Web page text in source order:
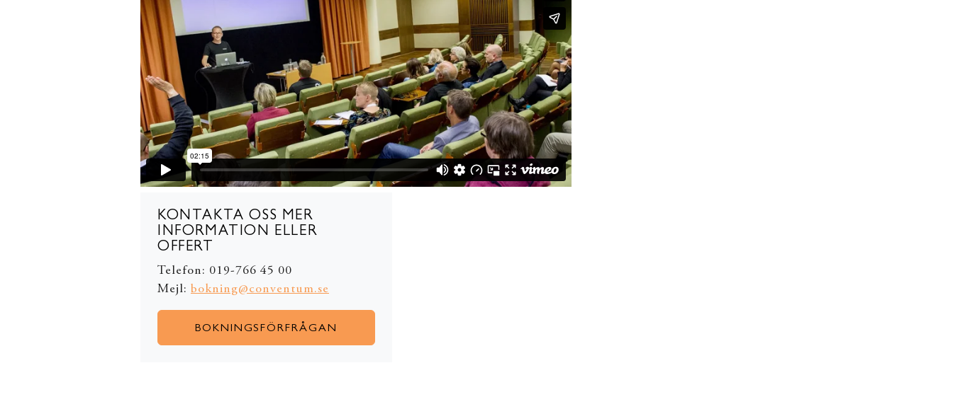
KONTAKTA OSS MER
INFORMATION ELLER
OFFERT
Telefon: 019-766 45 00
Mejl: bokning@conventum.se
BOKNINGSFÖRFRÅGAN